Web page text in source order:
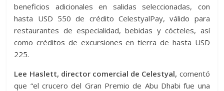
beneficios adicionales en salidas seleccionadas, con
hasta USD 550 de crédito CelestyalPay, válido para
restaurantes de especialidad, bebidas y cócteles, así
como créditos de excursiones en tierra de hasta USD
225.
Lee Haslett, director comercial de Celestyal, comentó
que “el crucero del Gran Premio de Abu Dhabi fue una